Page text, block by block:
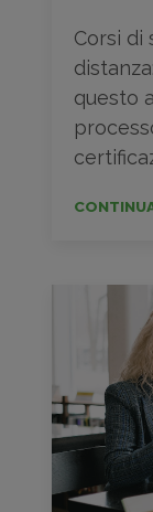
Corsi di
questo